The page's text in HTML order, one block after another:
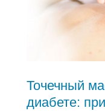
Точечный
диабете: